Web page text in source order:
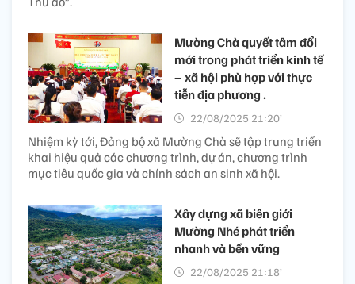
Mường Chà quyết tâm đổi
mới trong phát triển kinh tế
– xã hội phù hợp với thực
tiễn địa phương .
22/08/2025 21:20’
Nhiệm kỳ tới, Đảng bộ xã Mường Chà sẽ tập trung triển
khai hiệu quả các chương trình, dự án, chương trình
mục tiêu quốc gia và chính sách an sinh xã hội.
Xây dựng xã biên giới
Mường Nhé phát triển
nhanh và bền vững
22/08/2025 21:18’